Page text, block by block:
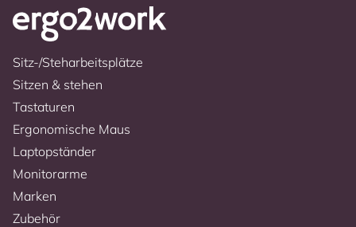
Sitz-/Steharbeitsplätze
Sitzen & stehen
Tastaturen
Ergonomische Maus
Laptopständer
Monitorarme
Marken
Zubehör